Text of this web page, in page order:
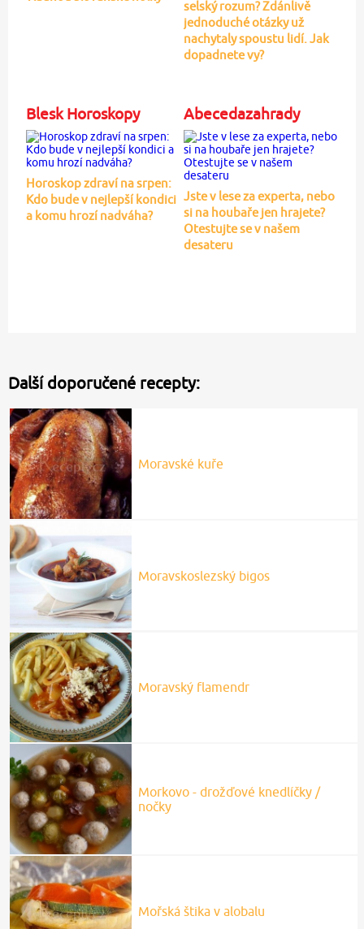
selský rozum? Zdánlivě
jednoduché otázky už
nachytaly spoustu lidí. Jak
dopadnete vy?
Blesk Horoskopy
Horoskop zdraví na srpen:
Kdo bude v nejlepší kondici
a komu hrozí nadváha?
Abecedazahrady
Jste v lese za experta, nebo
si na houbaře jen hrajete?
Otestujte se v našem
desateru
Další doporučené recepty:
Moravské kuře
Moravskoslezský bigos
Moravský flamendr
Morkovo - drožďové knedlíčky /
nočky
Mořská štika v alobalu